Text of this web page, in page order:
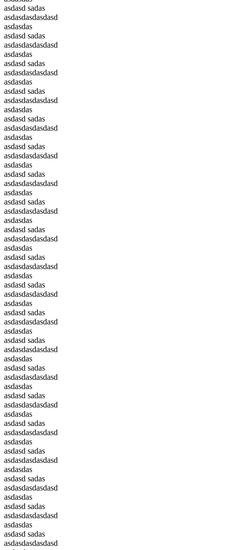
asdasd sadas
asdasdasdasdasd
asdasdas
asdasd sadas
asdasdasdasdasd
asdasdas
asdasd sadas
asdasdasdasdasd
asdasdas
asdasd sadas
asdasdasdasdasd
asdasdas
asdasd sadas
asdasdasdasdasd
asdasdas
asdasd sadas
asdasdasdasdasd
asdasdas
asdasd sadas
asdasdasdasdasd
asdasdas
asdasd sadas
asdasdasdasdasd
asdasdas
asdasd sadas
asdasdasdasdasd
asdasdas
asdasd sadas
asdasdasdasdasd
asdasdas
asdasd sadas
asdasdasdasdasd
asdasdas
asdasd sadas
asdasdasdasdasd
asdasdas
asdasd sadas
asdasdasdasdasd
asdasdas
asdasd sadas
asdasdasdasdasd
asdasdas
asdasd sadas
asdasdasdasdasd
asdasdas
asdasd sadas
asdasdasdasdasd
asdasdas
asdasd sadas
asdasdasdasdasd
asdasdas
asdasd sadas
asdasdasdasdasd
asdasdas
asdasd sadas
asdasdasdasdasd
asdasdas
asdasd sadas
asdasdasdasdasd